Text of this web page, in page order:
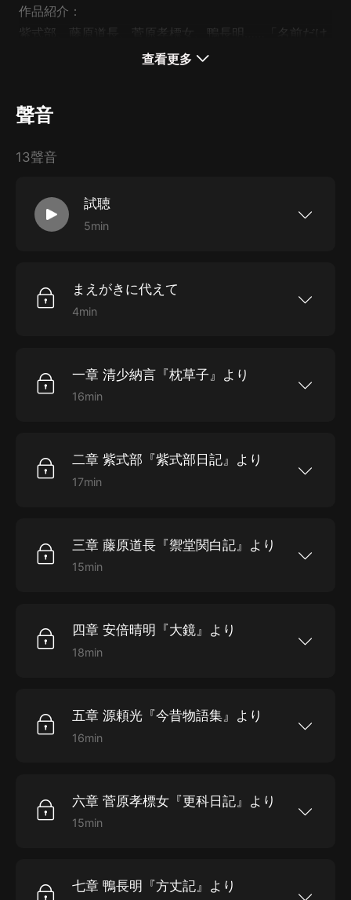
作品紹介：
紫式部、藤原道長、菅原孝標女、鴨長明……「名前だけ
知ってるあの人」が大好きになる！累計140萬部突破の
ない日本語２』が累計140萬部のベストセラーとなった
る「清少納言・紫式部・藤原道長・安倍晴明・源頼光・
いて、一般にあまり知られていない人物像を紹介しま
す。
查看更多
聲音
13聲音
試聴
5min
まえがきに代えて
4min
一章 清少納言『枕草子』より
16min
二章 紫式部『紫式部日記』より
17min
三章 藤原道長『禦堂関白記』より
15min
四章 安倍晴明『大鏡』より
18min
五章 源頼光『今昔物語集』より
16min
六章 菅原孝標女『更科日記』より
15min
七章 鴨長明『方丈記』より